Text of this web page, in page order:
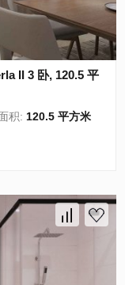
II 3 卧, 120.5 平
积: 120.5 平方米